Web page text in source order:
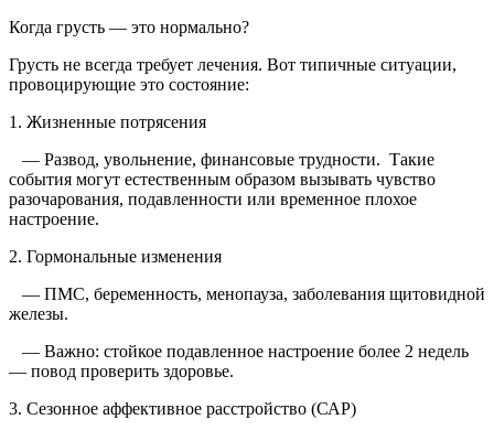
Когда грусть — это нормально?
Грусть не всегда требует лечения. Вот типичные ситуации,
провоцирующие это состояние:
1. Жизненные потрясения
— Развод, увольнение, финансовые трудности. Такие
события могут естественным образом вызывать чувство
разочарования, подавленности или временное плохое
настроение.
2. Гормональные изменения
— ПМС, беременность, менопауза, заболевания щитовидной
железы.
— Важно: стойкое подавленное настроение более 2 недель
— повод проверить здоровье.
3. Сезонное аффективное расстройство (САР)